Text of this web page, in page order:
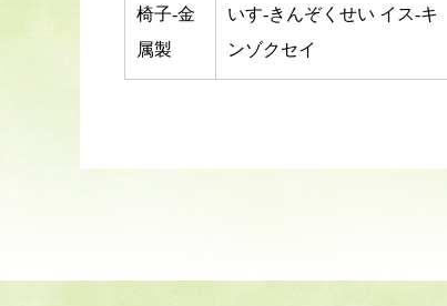
椅子-金
属製
いす-きんぞくせい イス-キ
ンゾクセイ